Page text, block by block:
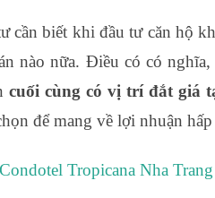
cần biết khi đầu tư căn hộ
nào nữa. Điều có có
cuối cùng có vị trí đắt giá
để mang về lợi nhuận
Condotel Tropicana Nha Trang